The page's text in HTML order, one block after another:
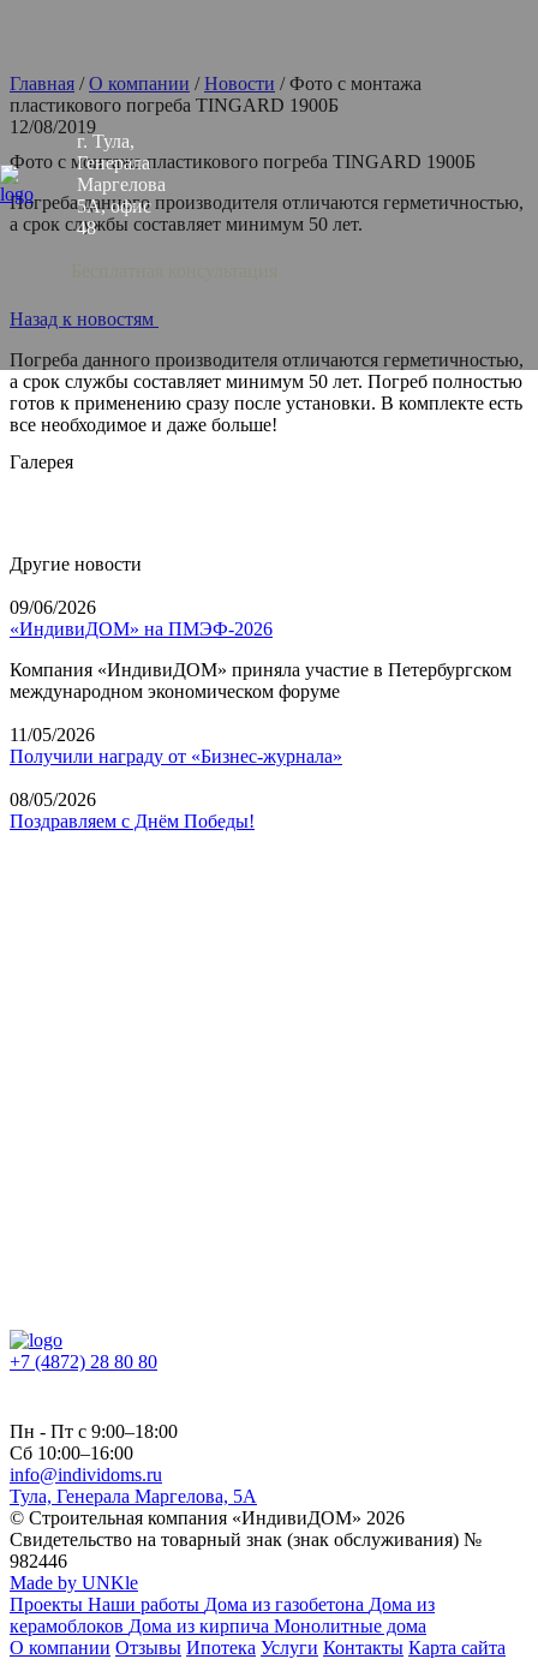
г. Тула,
Генерала
Маргелова
5А, офис
48
Главная /О компании /Новости /Фото с монтажа
пластикового погреба TINGARD 1900Б
12/08/2019
Фото с монтажа пластикового погреба TINGARD 1900Б
Погреба данного производителя отличаются герметичностью,
а срок службы составляет минимум 50 лет.
Назад к новостям
Погреба данного производителя отличаются герметичностью,
а срок службы составляет минимум 50 лет. Погреб полностью
готов к применению сразу после установки. В комплекте есть
все необходимое и даже больше!
Галерея
Другие новости
09/06/2026
«ИндивиДОМ» на ПМЭФ-2026
Компания «ИндивиДОМ» приняла участие в Петербургском
международном экономическом форуме
11/05/2026
Получили награду от «Бизнес-журнала»
08/05/2026
Поздравляем с Днём Победы!
+7 (4872) 28 80 80
Пн - Пт с 9:00–18:00
Сб 10:00–16:00
info@individoms.ru
Тула, Генерала Маргелова, 5А
© Строительная компания «ИндивиДОМ» 2026
Свидетельство на товарный знак (знак обслуживания) №
982446
Made by UNKle
Проекты Наши работы Дома из газобетона Дома из
керамоблоков Дома из кирпича Монолитные дома
О компании Отзывы Ипотека Услуги Контакты Карта сайта